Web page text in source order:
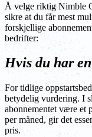
Å velge riktig Nimble
sikre at du får mest
forskjellige
bedrifter:
Hvis du har
For tidlige
betydelig vurdering. I
abonnementet være et
per måned, gir det
pris.